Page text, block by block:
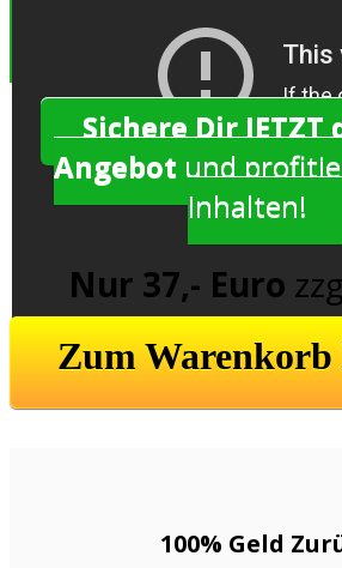
Sichere Dir
Angebot und
Inhalten!
Nur 37,- Euro
Zum
100% Geld